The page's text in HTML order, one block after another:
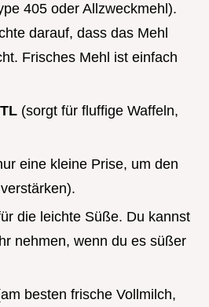
405 oder Allzweckmehl).
darauf, dass das Mehl
Frisches Mehl ist einfach
(sorgt für fluffige Waffeln,
eine kleine Prise, um den
die leichte Süße. Du kannst
nehmen, wenn du es süßer
besten frische Vollmilch,